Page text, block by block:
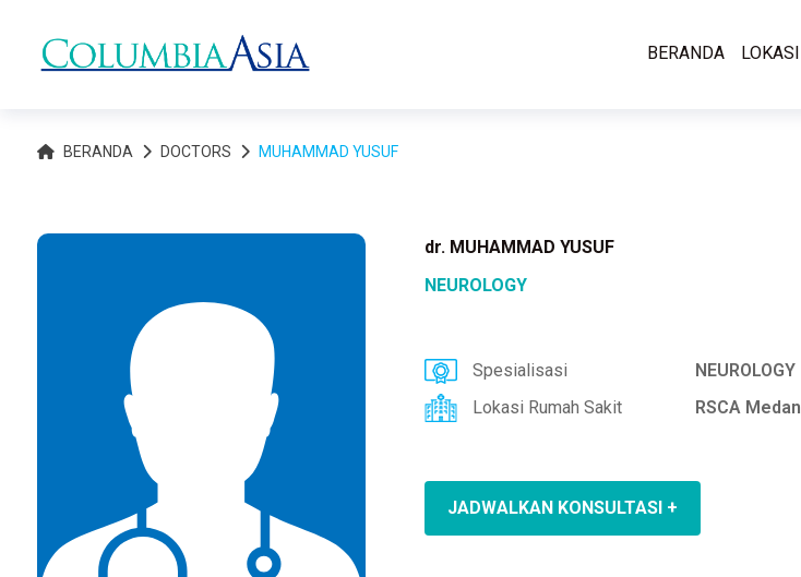
BERANDA LOKASI
BERANDA DOCTORS MUHAMMAD YUSUF
dr. MUHAMMAD YUSUF
NEUROLOGY
Spesialisasi
NEUROLOGY
Lokasi Rumah Sakit
RSCA Medan
JADWALKAN KONSULTASI +